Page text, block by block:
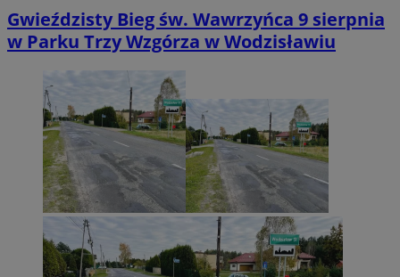
Gwieździsty Bieg św. Wawrzyńca 9 sierpnia
w Parku Trzy Wzgórza w Wodzisławiu